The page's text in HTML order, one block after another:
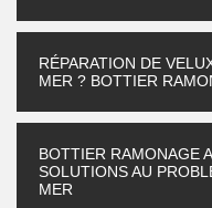
RÉPARATION DE
MER ? BOTTIER
BOTTIER RAMONAGE
SOLUTIONS AU
MER